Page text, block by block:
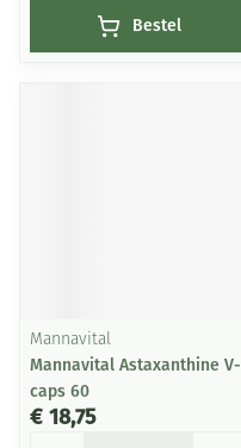
Bestel
Mannavital
Mannavital Astaxanthine V-
caps 60
€ 18,75